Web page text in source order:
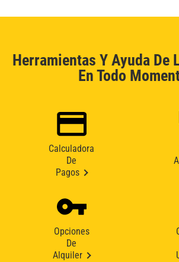
Herramientas Y Ayuda De
En Todo
Calculadora
De
Pagos
Opciones
De
Alquiler